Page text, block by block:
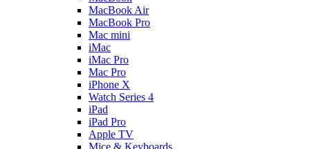
MacBook Air
MacBook Pro
Mac mini
iMac
iMac Pro
Mac Pro
iPhone X
Watch Series 4
iPad
iPad Pro
Apple TV
Mice & Keyboards